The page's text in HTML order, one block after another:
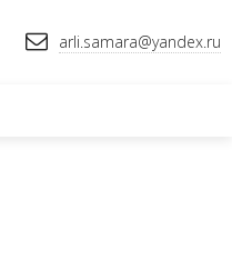
arli.samara@yandex.ru